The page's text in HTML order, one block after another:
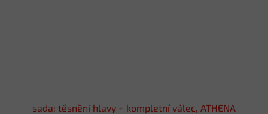
sada: těsnění hlavy + kompletní válec, ATHENA